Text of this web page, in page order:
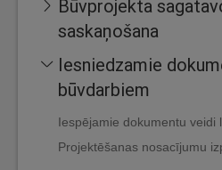
Būvprojekta
saskaņošana
Iesniedzamie
būvdarbiem
Iespējamie dokumentu veidi
Projektēšanas nosacījumu